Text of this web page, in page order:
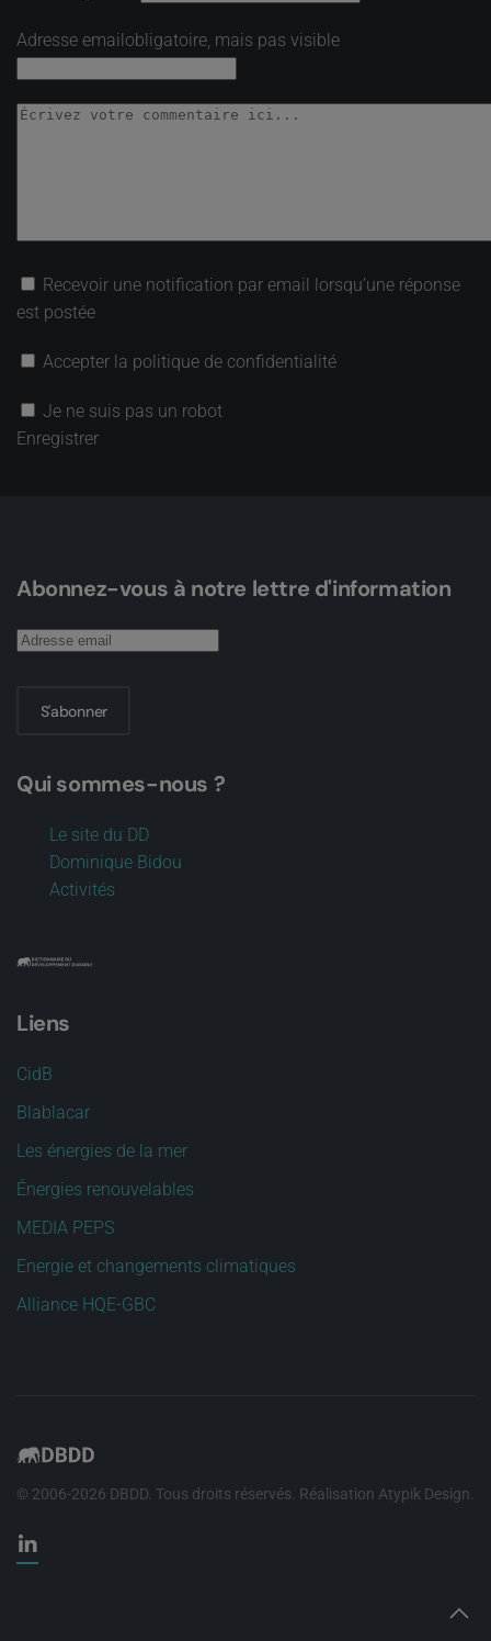
Adresse emailobligatoire, mais pas visible
Recevoir une notification par email lorsqu’une réponse
est postée
Accepter la politique de confidentialité
Je ne suis pas un robot
Enregistrer
Abonnez-vous à notre lettre d'information
S'abonner
Qui sommes-nous ?
Le site du DD
Dominique Bidou
Activités
Liens
CidB
Blablacar
Les énergies de la mer
Énergies renouvelables
MEDIA PEPS
Energie et changements climatiques
Alliance HQE-GBC
© 2006-2026 DBDD. Tous droits réservés. Réalisation Atypik Design